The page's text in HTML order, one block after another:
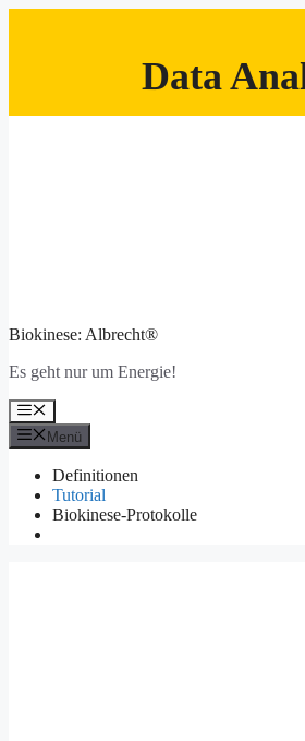
Data
Biokinese: Albrecht®
Es geht nur um Energie!
Menü
Menü
Definitionen
Tutorial
Biokinese-Protokolle